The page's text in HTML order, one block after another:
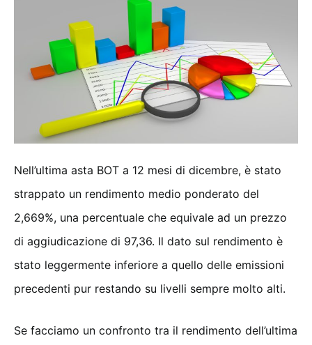
Nell’ultima asta BOT a 12 mesi di dicembre, è stato
strappato un rendimento medio ponderato del
2,669%, una percentuale che equivale ad un prezzo
di aggiudicazione di 97,36. Il dato sul rendimento è
stato leggermente inferiore a quello delle emissioni
precedenti pur restando su livelli sempre molto alti.
Se facciamo un confronto tra il rendimento dell’ultima